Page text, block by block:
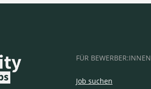
FÜR BEWERBER:INNEN
Job suchen